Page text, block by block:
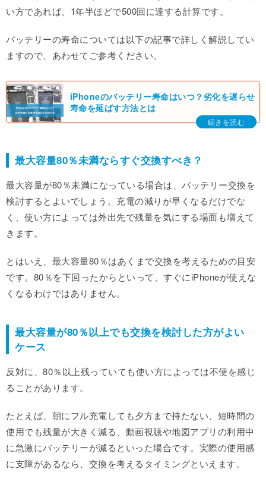
い方であれば、1年半ほどで500回に達する計算です。
バッテリーの寿命については以下の記事で詳しく解説してい
ますので、あわせてご参考ください。
iPhoneのバッテリー寿命はいつ？劣化を遅らせ
寿命を延ばす方法とは
最大容量80％未満ならすぐ交換すべき？
最大容量が80％未満になっている場合は、バッテリー交換を
検討するとよいでしょう。充電の減りが早くなるだけでな
く、使い方によっては外出先で残量を気にする場面も増えて
きます。
とはいえ、最大容量80％はあくまで交換を考えるための目安
です。80％を下回ったからといって、すぐにiPhoneが使えな
くなるわけではありません。
最大容量が80％以上でも交換を検討した方がよい
ケース
反対に、80％以上残っていても使い方によっては不便を感じ
ることがあります。
たとえば、朝にフル充電しても夕方まで持たない、短時間の
使用でも残量が大きく減る、動画視聴や地図アプリの利用中
に急激にバッテリーが減るといった場合です。実際の使用感
に支障があるなら、交換を考えるタイミングといえます。